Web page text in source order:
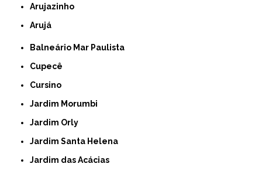
Arujazinho
Arujá
Balneário Mar Paulista
Cupecê
Cursino
Jardim Morumbi
Jardim Orly
Jardim Santa Helena
Jardim das Acácias